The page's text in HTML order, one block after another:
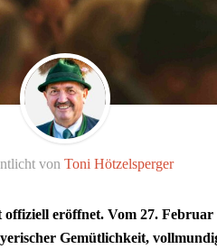
von Toni Hötzelsperger
eröffnet. Vom 27. Februar
Gemütlichkeit,